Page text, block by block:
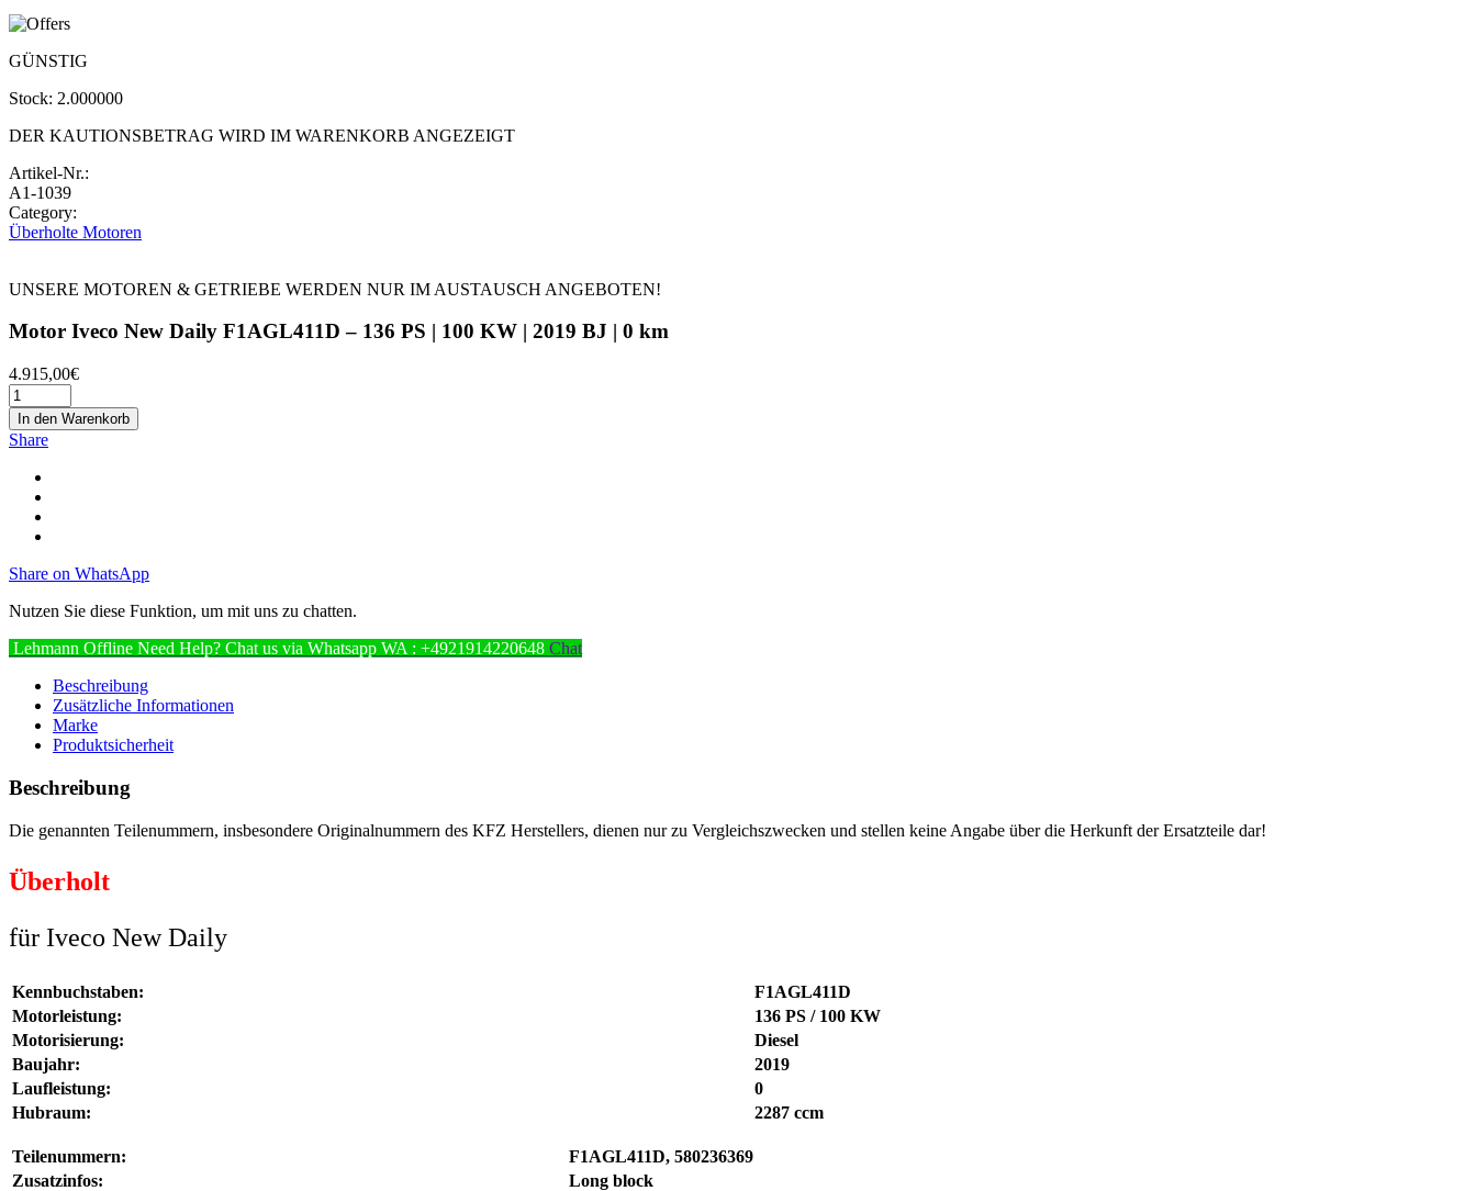
GÜNSTIG
Stock: 2.000000
DER KAUTIONSBETRAG WIRD IM WARENKORB ANGEZEIGT
Artikel-Nr.:
A1-1039
Category:
Überholte Motoren
UNSERE MOTOREN & GETRIEBE WERDEN NUR IM AUSTAUSCH ANGEBOTEN!
Motor Iveco New Daily F1AGL411D – 136 PS | 100 KW | 2019 BJ | 0 km
4.915,00€
In den Warenkorb
Share
Share on WhatsApp
Nutzen Sie diese Funktion, um mit uns zu chatten.
Lehmann Offline Need Help? Chat us via Whatsapp WA : +4921914220648 Chat
Beschreibung
Zusätzliche Informationen
Marke
Produktsicherheit
Beschreibung
Die genannten Teilenummern, insbesondere Originalnummern des KFZ Herstellers, dienen nur zu Vergleichszwecken und stellen keine Angabe über die Herkunft der Ersatzteile dar!
Überholt
für Iveco New Daily
Kennbuchstaben:
F1AGL411D
Motorleistung:
136 PS / 100 KW
Motorisierung:
Diesel
Baujahr:
2019
Laufleistung:
0
Hubraum:
2287 ccm
Teilenummern:
F1AGL411D, 580236369
Zusatzinfos:
Long block